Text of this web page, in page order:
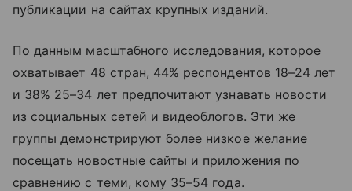
публикации на сайтах крупных изданий.
По данным масштабного исследования, которое
охватывает 48 стран, 44% респондентов 18–24 лет
и 38% 25–34 лет предпочитают узнавать новости
из социальных сетей и видеоблогов. Эти же
группы демонстрируют более низкое желание
посещать новостные сайты и приложения по
сравнению с теми, кому 35–54 года.